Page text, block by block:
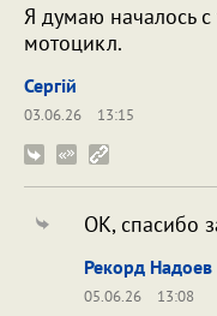
Я думаю началось с
мотоцикл.
Сергій
03.06.26
13:15
ОК, спасибо
Рекорд Надоев
05.06.26
13:08